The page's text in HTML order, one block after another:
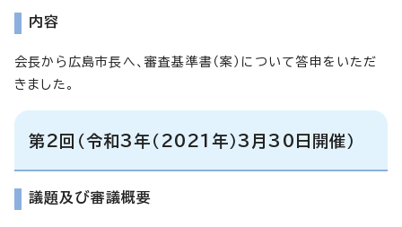
内容
会長から広島市長へ、審査基準書（案）について答申をいただ
きました。
第2回（令和3年（2021年）3月30日開催）
議題及び審議概要